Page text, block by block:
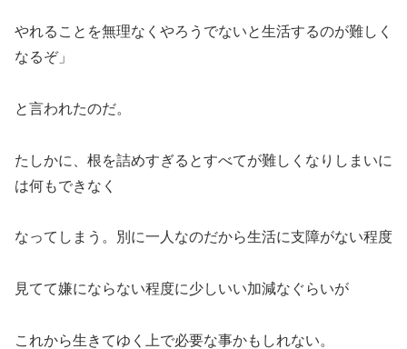
やれることを無理なくやろうでないと生活するのが難しく
なるぞ」
と言われたのだ。
たしかに、根を詰めすぎるとすべてが難しくなりしまいに
は何もできなく
なってしまう。別に一人なのだから生活に支障がない程度
見てて嫌にならない程度に少しいい加減なぐらいが
これから生きてゆく上で必要な事かもしれない。